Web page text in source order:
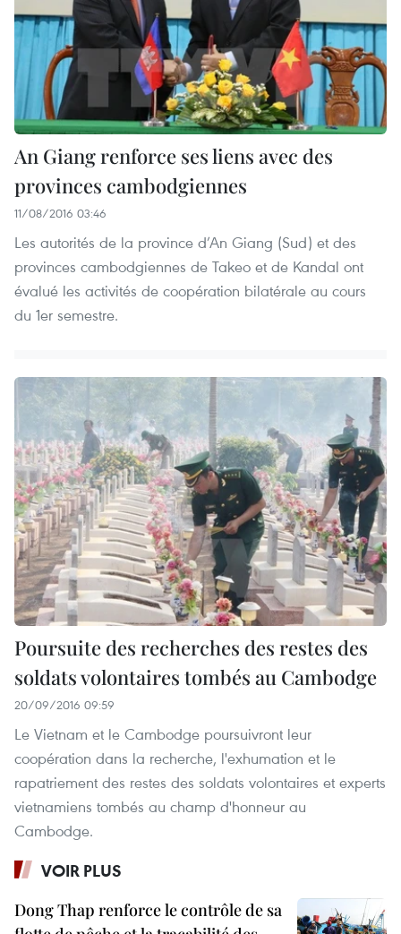
An Giang renforce ses liens avec des
provinces cambodgiennes
11/08/2016 03:46
Les autorités de la province d’An Giang (Sud) et des
provinces cambodgiennes de Takeo et de Kandal ont
évalué les activités de coopération bilatérale au cours
du 1er semestre.
Poursuite des recherches des restes des
soldats volontaires tombés au Cambodge
20/09/2016 09:59
Le Vietnam et le Cambodge poursuivront leur
coopération dans la recherche, l'exhumation et le
rapatriement des restes des soldats volontaires et experts
vietnamiens tombés au champ d'honneur au
Cambodge.
VOIR PLUS
Dong Thap renforce le contrôle de sa